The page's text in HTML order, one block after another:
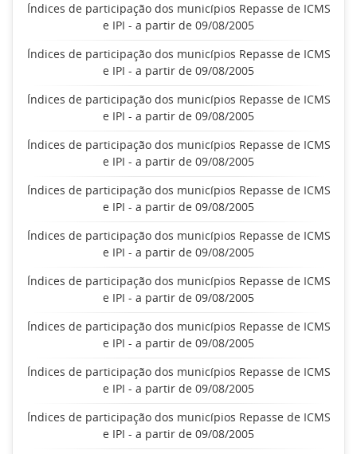
Índices de participação dos municípios Repasse de ICMS
e IPI - a partir de 09/08/2005
Índices de participação dos municípios Repasse de ICMS
e IPI - a partir de 09/08/2005
Índices de participação dos municípios Repasse de ICMS
e IPI - a partir de 09/08/2005
Índices de participação dos municípios Repasse de ICMS
e IPI - a partir de 09/08/2005
Índices de participação dos municípios Repasse de ICMS
e IPI - a partir de 09/08/2005
Índices de participação dos municípios Repasse de ICMS
e IPI - a partir de 09/08/2005
Índices de participação dos municípios Repasse de ICMS
e IPI - a partir de 09/08/2005
Índices de participação dos municípios Repasse de ICMS
e IPI - a partir de 09/08/2005
Índices de participação dos municípios Repasse de ICMS
e IPI - a partir de 09/08/2005
Índices de participação dos municípios Repasse de ICMS
e IPI - a partir de 09/08/2005